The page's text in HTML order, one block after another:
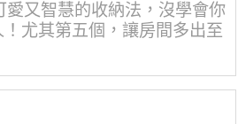
愛又智慧的收納法，沒學會你
尤其第五個，讓房間多出至